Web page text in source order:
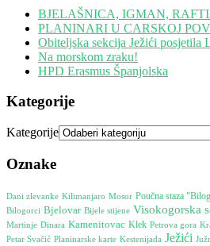
BJELAŠNICA, IGMAN,
PLANINARI U CARSKOJ
Obiteljska sekcija Ježići posjetila
Na morskom zraku!
HPD Erasmus Španjolska
Kategorije
Kategorije
Oznake
Dani zlevanke Kilimanjaro Mosor Poučna staza
Bilogorci Bjelovar Bijele stijene Visokogorska
Martinje Dinara Kamenitovac Klek Petrova gora
Petar Svačić Planinarske karte Kestenijada Ježići